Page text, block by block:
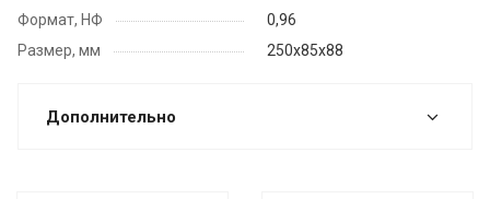
Формат, НФ
0,96
Размер, мм
250x85х88
Дополнительно